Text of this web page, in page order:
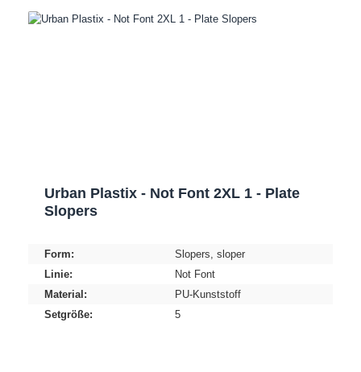
Urban Plastix - Not Font 2XL 1 - Plate
Slopers
Form: Slopers, sloper
Linie:
Not Font
Material:
PU-Kunststoff
Setgröße:
5